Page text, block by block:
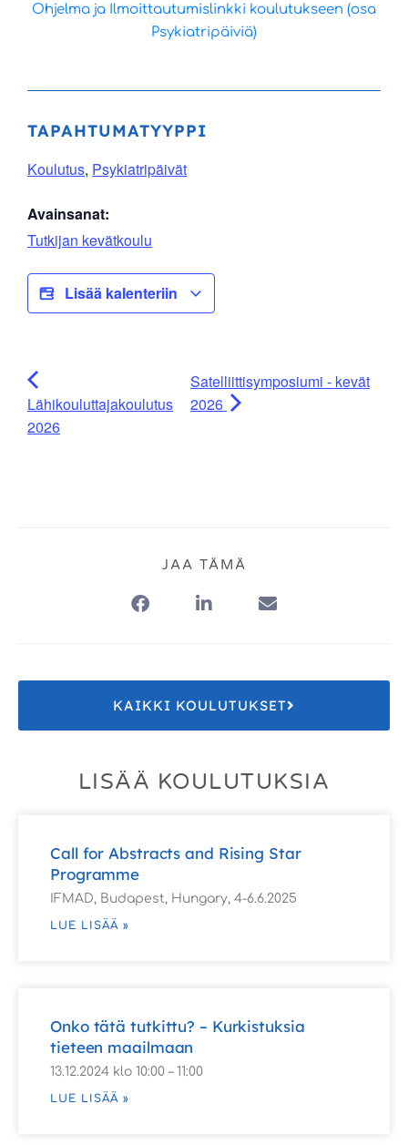
Ohjelma ja Ilmoittautumislinkki koulutukseen (osa
Psykiatripäiviä)
TAPAHTUMATYYPPI
Koulutus, Psykiatripäivät
Avainsanat:
Tutkijan kevätkoulu
Lisää kalenteriin
Lähikouluttajakoulutus
2026
Satelliittisymposiumi - kevät
2026
JAA TÄMÄ
KAIKKI KOULUTUKSET
LISÄÄ KOULUTUKSIA
Call for Abstracts and Rising Star
Programme
IFMAD, Budapest, Hungary, 4-6.6.2025
LUE LISÄÄ »
Onko tätä tutkittu? – Kurkistuksia
tieteen maailmaan
13.12.2024 klo 10:00 – 11:00
LUE LISÄÄ »